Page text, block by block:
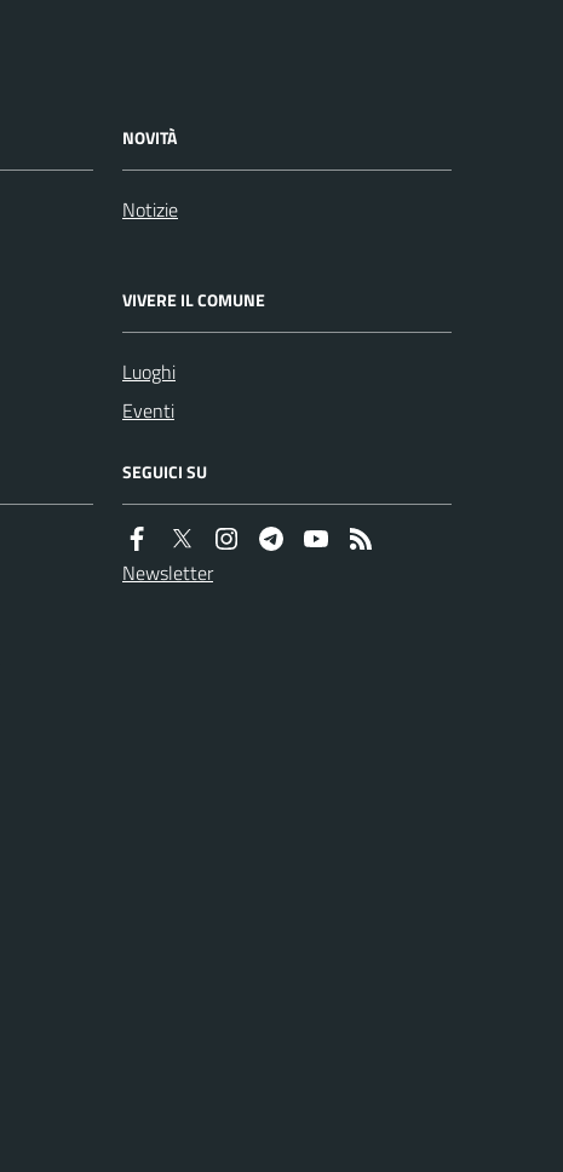
NOVITÀ
Notizie
VIVERE IL COMUNE
Luoghi
Eventi
SEGUICI SU
Newsletter